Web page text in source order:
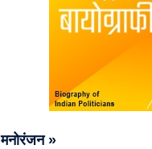
मनोरंजन »